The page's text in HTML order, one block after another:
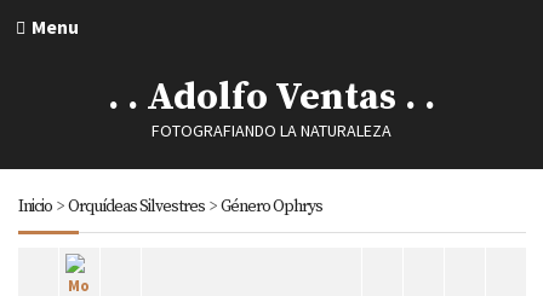
Menu
. . Adolfo Ventas . .
FOTOGRAFIANDO LA NATURALEZA
Inicio>Orquídeas Silvestres>Género Ophrys